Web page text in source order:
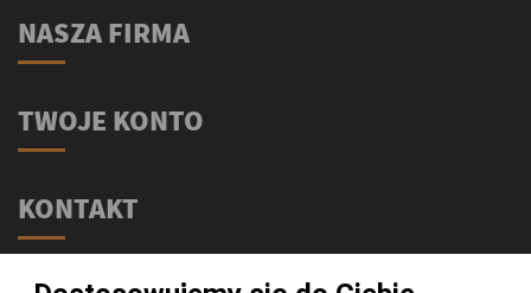
NASZA FIRMA
TWOJE KONTO
KONTAKT